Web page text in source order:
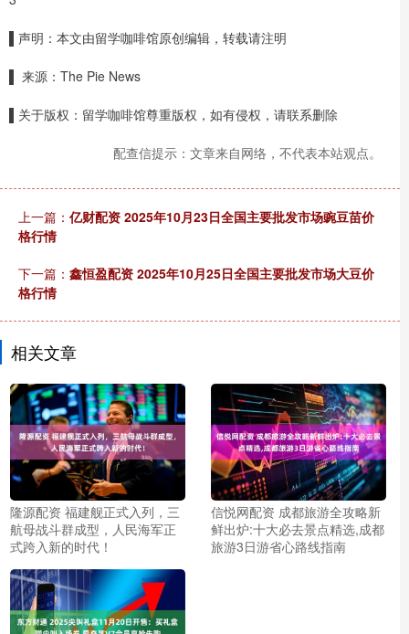
▌声明：本文由留学咖啡馆原创编辑，转载请注明
▌ 来源：The Pie News
▌关于版权：留学咖啡馆尊重版权，如有侵权，请联系删除
配查信提示：文章来自网络，不代表本站观点。
上一篇： 亿财配资 2025年10月23日全国主要批发市场豌豆苗价
格行情
下一篇： 鑫恒盈配资 2025年10月25日全国主要批发市场大豆价
格行情
相关文章
隆源配资 福建舰正式入列，三
航母战斗群成型，人民海军正
式跨入新的时代！
信悦网配资 成都旅游全攻略新
鲜出炉:十大必去景点精选,成都
旅游3日游省心路线指南